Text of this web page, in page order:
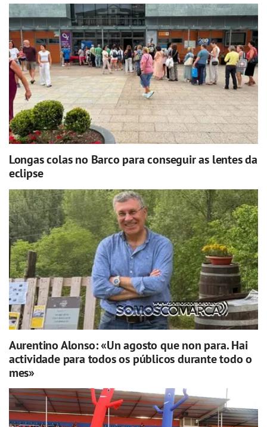
Longas colas no Barco para conseguir as lentes da
eclipse
Aurentino Alonso: «Un agosto que non para. Hai
actividade para todos os públicos durante todo o
mes»